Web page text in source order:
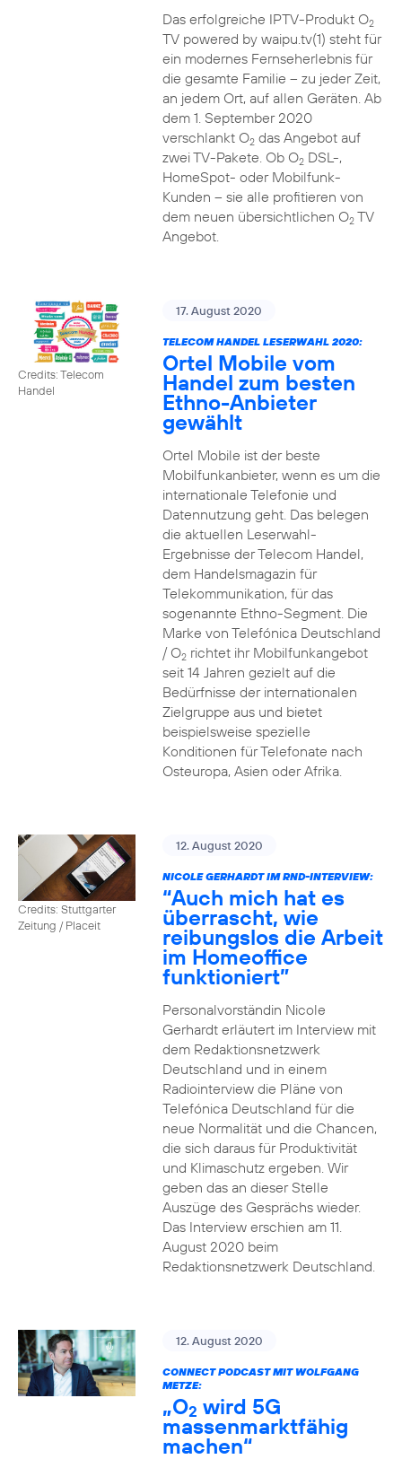
Das erfolgreiche IPTV-Produkt O2
TV powered by waipu.tv(1) steht für
ein modernes Fernseherlebnis für
die gesamte Familie – zu jeder Zeit,
an jedem Ort, auf allen Geräten. Ab
dem 1. September 2020
verschlankt O2das Angebot auf
zwei TV-Pakete. Ob O2DSL-,
HomeSpot- oder Mobilfunk-
Kunden – sie alle profitieren von
dem neuen übersichtlichen O2TV
Angebot.
Credits: Telecom
Handel
17. August 2020
TELECOM HANDEL LESERWAHL 2020:
Ortel Mobile vom
Handel zum besten
Ethno-Anbieter
gewählt
Ortel Mobile ist der beste
Mobilfunkanbieter, wenn es um die
internationale Telefonie und
Datennutzung geht. Das belegen
die aktuellen Leserwahl-
Ergebnisse der Telecom Handel,
dem Handelsmagazin für
Telekommunikation, für das
sogenannte Ethno-Segment. Die
Marke von Telefónica Deutschland
/ O2richtet ihr Mobilfunkangebot
seit 14 Jahren gezielt auf die
Bedürfnisse der internationalen
Zielgruppe aus und bietet
beispielsweise spezielle
Konditionen für Telefonate nach
Osteuropa, Asien oder Afrika.
Credits: Stuttgarter
Zeitung / Placeit
12. August 2020
NICOLE GERHARDT IM RND-INTERVIEW:
“Auch mich hat es
überrascht, wie
reibungslos die Arbeit
im Homeoffice
funktioniert”
Personalvorständin Nicole
Gerhardt erläutert im Interview mit
dem Redaktionsnetzwerk
Deutschland und in einem
Radiointerview die Pläne von
Telefónica Deutschland für die
neue Normalität und die Chancen,
die sich daraus für Produktivität
und Klimaschutz ergeben. Wir
geben das an dieser Stelle
Auszüge des Gesprächs wieder.
Das Interview erschien am 11.
August 2020 beim
Redaktionsnetzwerk Deutschland.
12. August 2020
CONNECT PODCAST MIT WOLFGANG
METZE:
„O2 wird 5G
massenmarktfähig
machen“